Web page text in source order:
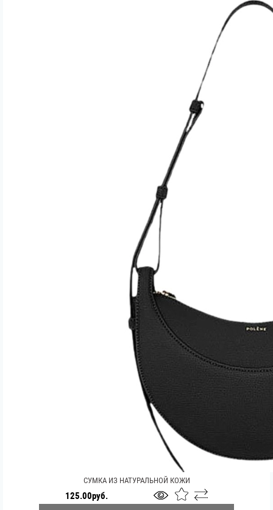
СУМКА ИЗ НАТУРАЛЬНОЙ КОЖИ
125.00руб.